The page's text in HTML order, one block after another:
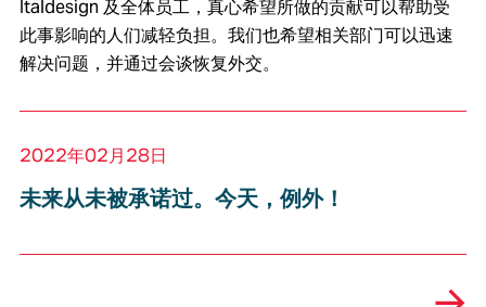
Italdesign 及全体员工，真心希望所做的贡献可以帮助受
此事影响的人们减轻负担。我们也希望相关部门可以迅速
解决问题，并通过会谈恢复外交。
2022年02月28日
未来从未被承诺过。今天，例外！